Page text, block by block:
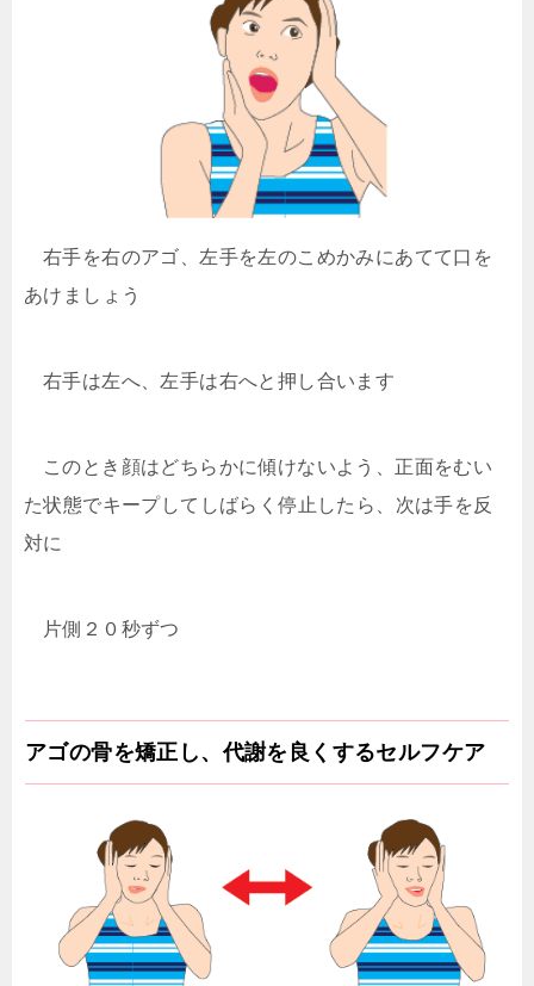
右手を右のアゴ、左手を左のこめかみにあてて口を
あけましょう
右手は左へ、左手は右へと押し合います
このとき顔はどちらかに傾けないよう、正面をむい
た状態でキープしてしばらく停止したら、次は手を反
対に
片側２０秒ずつ
アゴの骨を矯正し、代謝を良くするセルフケア